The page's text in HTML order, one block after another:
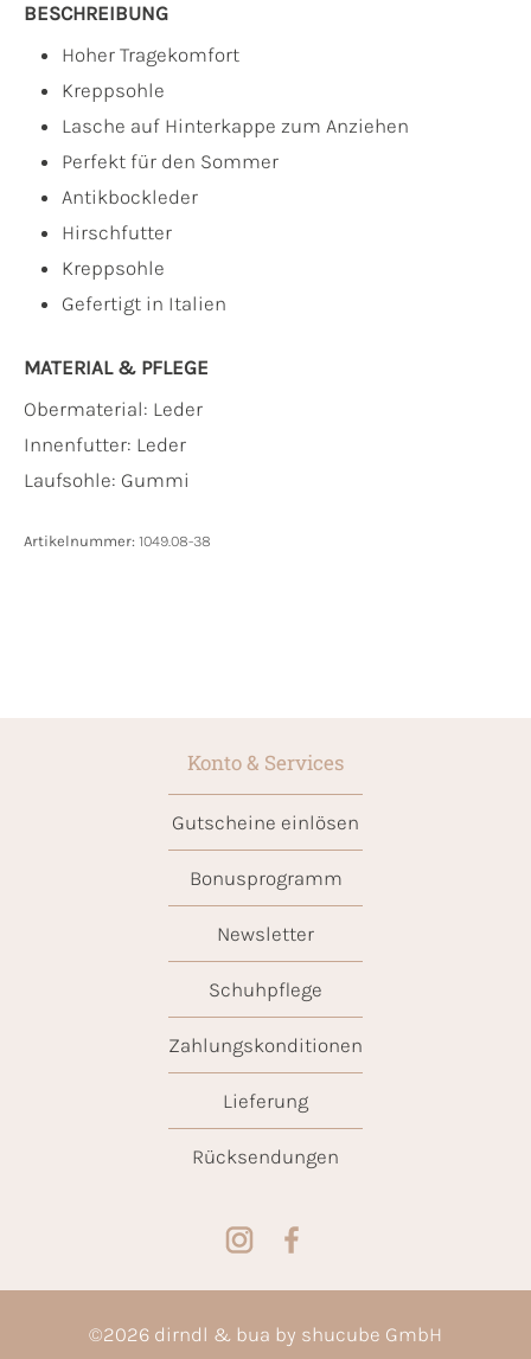
BESCHREIBUNG
Hoher Tragekomfort
Kreppsohle
Lasche auf Hinterkappe zum Anziehen
Perfekt für den Sommer
Antikbockleder
Hirschfutter
Kreppsohle
Gefertigt in Italien
MATERIAL & PFLEGE
Obermaterial: Leder
Innenfutter: Leder
Laufsohle: Gummi
Artikelnummer: 1049.08-38
Konto & Services
Gutscheine einlösen
Bonusprogramm
Newsletter
Schuhpflege
Zahlungskonditionen
Lieferung
Rücksendungen
©2026 dirndl & bua by shucube GmbH